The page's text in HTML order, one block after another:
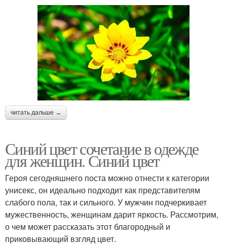
читать дальше →
Синий цвет сочетание в одежде
для женщин. Синий цвет
Героя сегодняшнего поста можно отнести к категории
унисекс, он идеально подходит как представителям
слабого пола, так и сильного. У мужчин подчеркивает
мужественность, женщинам дарит яркость. Рассмотрим,
о чем может рассказать этот благородный и
приковывающий взгляд цвет.